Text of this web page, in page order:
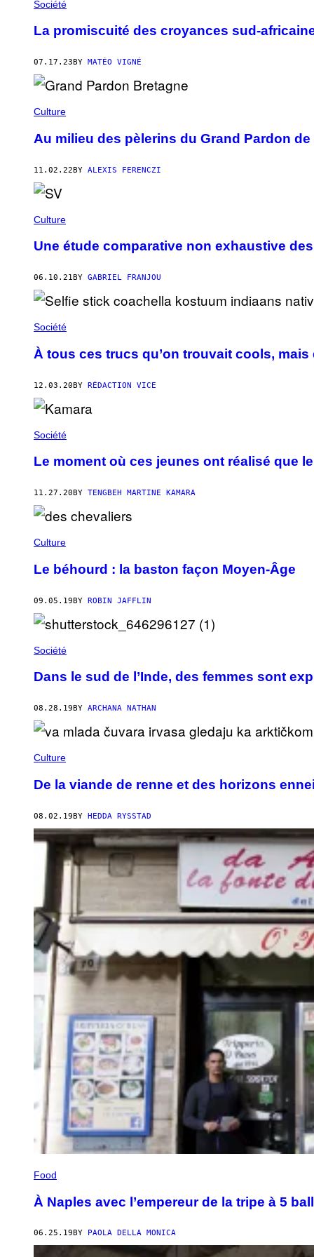
Société
La promiscuité des croyances sud-
07.17.23 BY MATÉO VIGNÉ
Culture
Au milieu des pèlerins du Grand Pardon
11.02.22BY ALEXIS FERENCZI
Culture
Une étude comparative non exhaustive
06.10.21 BY GABRIEL FRANJOU
Société
À tous ces trucs qu’on trouvait cools, mais
12.03.20BY RÉDACTION VICE
Société
Le moment où ces jeunes ont réalisé que
11.27.20 BY TENGBEH MARTINE KAMARA
Culture
Le béhourd : la baston façon Moyen-Âge
09.05.19BY ROBIN JAFFLIN
Société
Dans le sud de l’Inde, des femmes sont
08.28.19 BY ARCHANA NATHAN
Culture
De la viande de renne et des horizons
08.02.19BY HEDDA RYSSTAD
Food
À Naples avec l’empereur de la tripe à 5
06.25.19 BY PAOLA DELLA MONICA